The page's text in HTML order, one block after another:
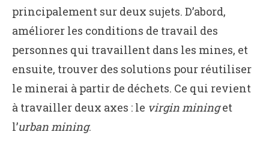
principalement sur deux sujets. D’abord,
améliorer les conditions de travail des
personnes qui travaillent dans les mines, et
ensuite, trouver des solutions pour réutiliser
le minerai à partir de déchets. Ce qui revient
à travailler deux axes : le virgin mininget
l’urban mining.